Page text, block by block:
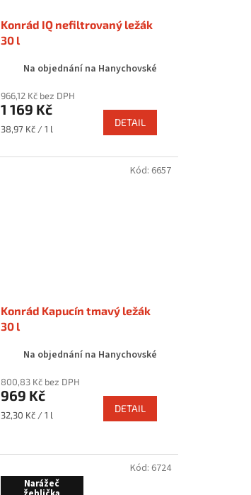
Konrád IQ nefiltrovaný ležák
30 l
Na objednání na Hanychovské
966,12 Kč bez DPH
1 169 Kč
Měrná
38,97 Kč / 1 l
DETAIL
Konrád Kapucín tmavý ležák
30 l
Na objednání na Hanychovské
800,83 Kč bez DPH
969 Kč
Měrná
32,30 Kč / 1 l
DETAIL
Kód: 6657
Narážeč
Kód: 6724